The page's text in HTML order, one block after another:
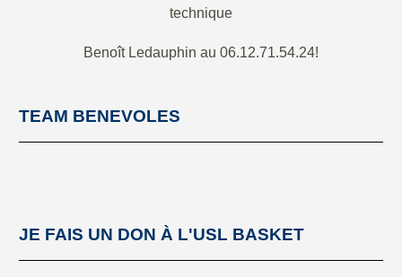
technique
Benoît Ledauphin au 06.12.71.54.24!
TEAM BENEVOLES
JE FAIS UN DON À L'USL BASKET